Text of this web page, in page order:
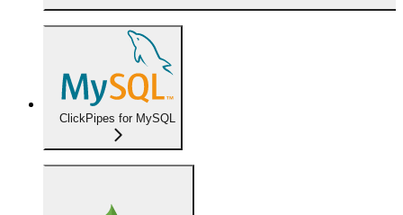
ClickPipes for MySQL